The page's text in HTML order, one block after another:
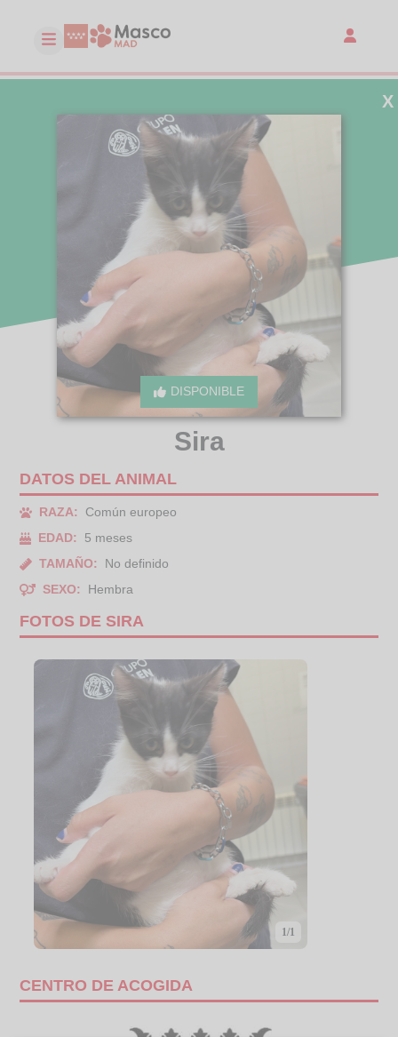
DISPONIBLE
X
Sira
DATOS DEL ANIMAL
RAZA:
Común europeo
EDAD:
5 meses
TAMAÑO:
No definido
SEXO:
Hembra
FOTOS DE SIRA
1/1
CENTRO DE ACOGIDA